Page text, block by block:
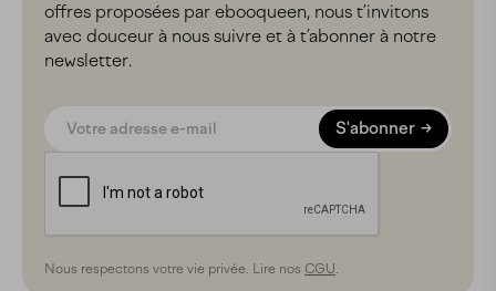
offres proposées par ebooqueen, nous t’invitons
avec douceur à nous suivre et à t’abonner à notre
newsletter.
S'abonner
Nous respectons votre vie privée. Lire nos CGU.